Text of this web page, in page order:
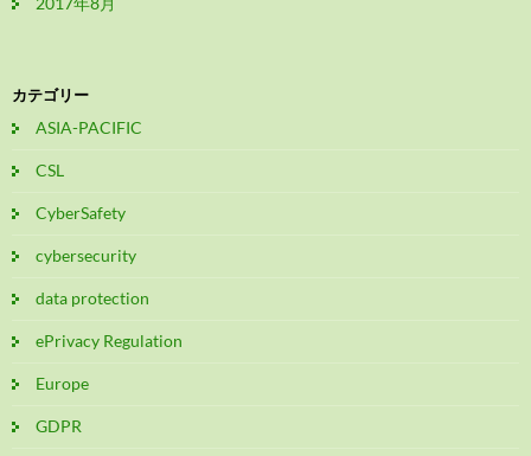
カテゴリー
ASIA-PACIFIC
CSL
CyberSafety
cybersecurity
data protection
ePrivacy Regulation
Europe
GDPR